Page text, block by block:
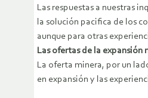
Las respuestas a nuestras
la solución pacifica de los
aunque para otras
Las ofertas de la
La oferta minera, por un
en expansión y las